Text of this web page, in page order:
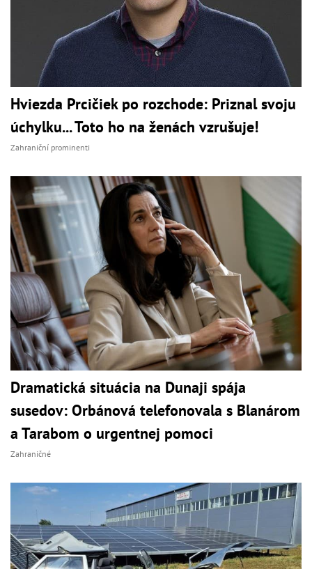
Hviezda Prcičiek po rozchode: Priznal svoju
úchylku... Toto ho na ženách vzrušuje!
Zahraniční prominenti
Dramatická situácia na Dunaji spája
susedov: Orbánová telefonovala s Blanárom
a Tarabom o urgentnej pomoci
Zahraničné